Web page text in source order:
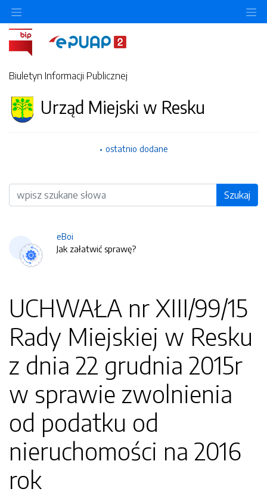
Biuletyn Informacji Publicznej
Urząd Miejski w Resku
ostatnio dodane
Wyszukiwarka Szukaj
eBoi
Jak załatwić sprawę?
UCHWAŁA nr XIII/99/15
Rady Miejskiej w Resku
z dnia 22 grudnia 2015r
w sprawie zwolnienia
od podatku od
nieruchomości na 2016
rok